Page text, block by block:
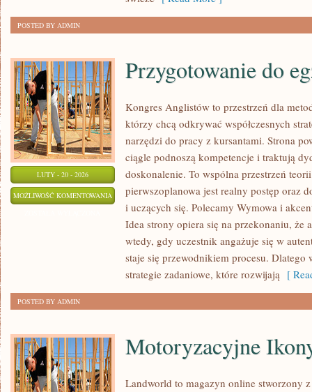
POSTED BY ADMIN
LUTY - 20 - 2026
MOŻLIWOŚĆ KOMENTOWANIA PRZYGOTOWANIE
EGZAMINÓW
Przygotowanie do
Kongres Anglistów to przestrzeń dla
którzy chcą odkrywać współczesnych
narzędzi do pracy z kursantami. Strona
ciągle podnoszą kompetencje i traktują
doskonalenie. To wspólna przestrzeń
pierwszoplanowa jest realny postęp oraz
i uczących się. Polecamy Wymowa i
Idea strony opiera się na przekonaniu, że
wtedy, gdy uczestnik angażuje się w
staje się przewodnikiem procesu.
strategie zadaniowe, które rozwijają [
POSTED BY ADMIN
Motoryzacyjne
Landworld to magazyn online stworzony